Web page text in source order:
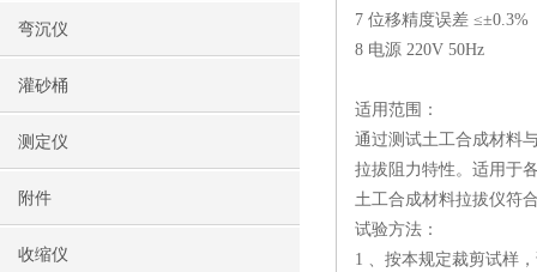
弯沉仪
灌砂桶
测定仪
附件
收缩仪
7 位移精度误差 ≤±0.3%
8 电源 220V 50Hz
适用范围：
通过测试土工合成材料
拉拔阻力特性。适用于
土工合成材料拉拔仪符
试验方法：
1 、按本规定裁剪试样